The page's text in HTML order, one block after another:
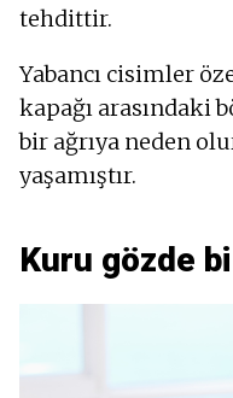
tehdittir.
Yabancı cisimler
kapağı arasındaki
bir ağrıya neden
yaşamıştır.
Kuru gözde